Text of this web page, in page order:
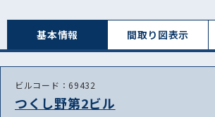
基本情報 間取り図表⽰
ビルコード：69432
つくし野第2ビル